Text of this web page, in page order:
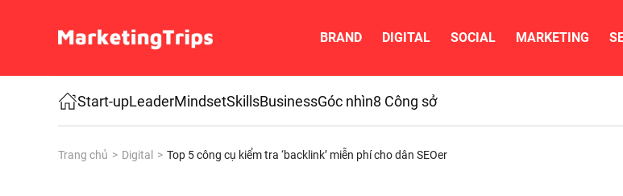
Skip to main content
BRAND DIGITAL SOCIAL MARKETING
Start-upLeaderMindsetSkillsBusinessGóc nhìn8 Công sở
Trang chủ Digital Top 5 công cụ kiểm tra ‘backlink’ miễn phí cho dân SEOer